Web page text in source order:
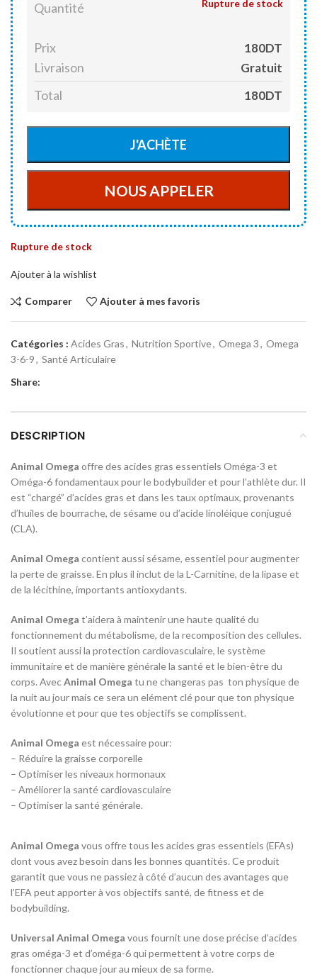
Quantité Rupture de stock
Prix 180DT
Livraison Gratuit
Total 180DT
Rupture de stock
Ajouter à la wishlist
Comparer Ajouter à mes favoris
Catégories : Acides Gras, Nutrition Sportive, Omega 3, Omega
3-6-9, Santé Articulaire
Share:
DESCRIPTION
Animal Omega offre des acides gras essentiels Oméga-3 et
Oméga-6 fondamentaux pour le bodybuilder et pour l’athlète dur. Il
est “chargé” d’acides gras et dans les taux optimaux, provenants
d’huiles de bourrache, de sésame ou d’acide linoléique conjugué
(CLA).
Animal Omega contient aussi sésame, essentiel pour augmenter
la perte de graisse. En plus il inclut de la L-Carnitine, de la lipase et
de la lécithine, importants antioxydants.
Animal Omega t’aidera à maintenir une haute qualité du
fonctionnement du métabolisme, de la recomposition des cellules.
Il soutient aussi la protection cardiovasculaire, le système
immunitaire et de manière générale la santé et le bien-être du
corps. AvecAnimal Omega tu ne changeras pas ton physique de
la nuit au jour mais ce sera un elément clé pour que ton physique
évolutionne et pour que tes objectifs se complissent.
Animal Omega est nécessaire pour:
– Réduire la graisse corporelle
– Optimiser les niveaux hormonaux
– Améliorer la santé cardiovasculaire
– Optimiser la santé générale.
Animal Omega vous offre tous les acides gras essentiels (EFAs)
dont vous avez besoin dans les bonnes quantités. Ce produit
garantit que vous ne passiez à côté d’aucun des avantages que
l’EFA peut apporter à vos objectifs santé, de fitness et de
bodybuilding.
Universal Animal Omega vous fournit une dose précise d’acides
gras oméga-3 et d’oméga-6 qui permettent à votre corps de
fonctionner chaque jour au mieux de sa forme.